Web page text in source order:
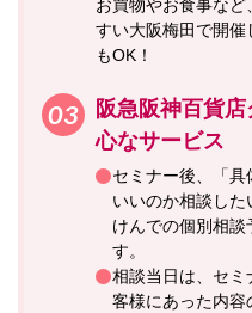
お買物やお食事な
すい大阪梅田で開催
もOK！
阪急阪神百貨
心なサービス
セミナー後、「具
いいのか相談し
けんでの個別相談
す。
相談当日は、セミ
客様にあった内容